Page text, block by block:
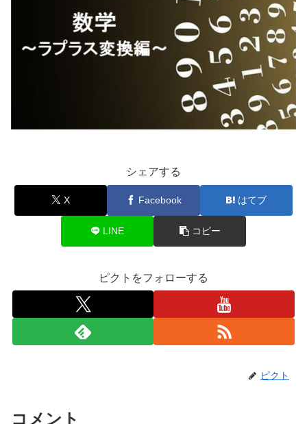
シェアする
X Facebook はてブ
LINE コピー
ピクトをフォローする
ピクト
コメント